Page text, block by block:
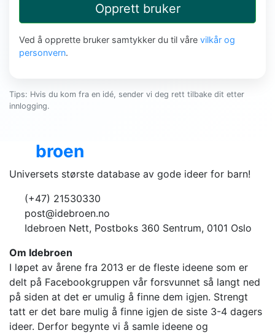
Opprett bruker
Ved å opprette bruker samtykker du til våre vilkår og
personvern.
Tips: Hvis du kom fra en idé, sender vi deg rett tilbake dit etter
innlogging.
broen
Universets største database av gode ideer for barn!
(+47) 21530330
post@idebroen.no
Idebroen Nett, Postboks 360 Sentrum, 0101 Oslo
Om Idebroen
I løpet av årene fra 2013 er de fleste ideene som er
delt på Facebookgruppen vår forsvunnet så langt ned
på siden at det er umulig å finne dem igjen. Strengt
tatt er det bare mulig å finne igjen de siste 3-4 dagers
ideer. Derfor begynte vi å samle ideene og